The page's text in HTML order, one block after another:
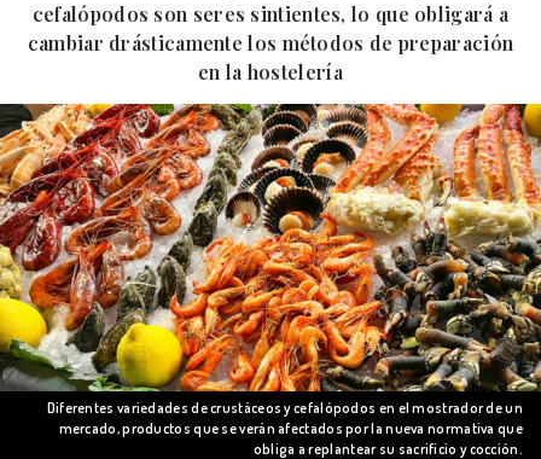
cefalópodos son seres sintientes, lo que obligará a
cambiar drásticamente los métodos de preparación
en la hostelería
Diferentes variedades de crustáceos y cefalópodos en el mostrador de un
mercado, productos que se verán afectados por la nueva normativa que
obliga a replantear su sacrificio y cocción.